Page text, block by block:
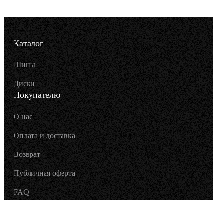
Каталог
Шины
Диски
Покупателю
О нас
Оплата и доставка
Возврат
Публичная оферта
FAQ